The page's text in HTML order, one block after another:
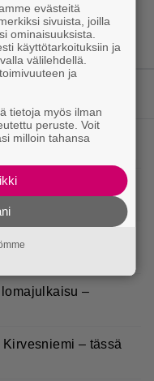
– ”Aina niin
– päävoitto tuli,
Rauhala – Joel
–
– tässä
evästeitä
sivuista, joilla
ominaisuuksista.
käyttötarkoituksiin ja
välilehdellä.
ja
tietoja myös ilman
peruste. Voit
milloin tahansa